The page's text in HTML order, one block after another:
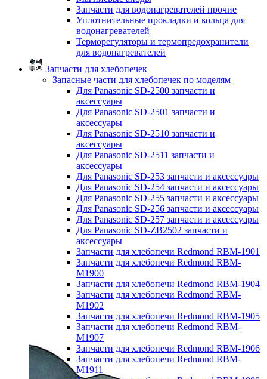
Запчасти для водонагревателей прочие
Уплотнительные прокладки и кольца для
водонагревателей
Терморегуляторы и термопредохранители
для водонагревателей
Запчасти для хлебопечек
Запасные части для хлебопечек по моделям
Для Panasonic SD-2500 запчасти и
аксессуары
Для Panasonic SD-2501 запчасти и
аксессуары
Для Panasonic SD-2510 запчасти и
аксессуары
Для Panasonic SD-2511 запчасти и
аксессуары
Для Panasonic SD-253 запчасти и аксессуары
Для Panasonic SD-254 запчасти и аксессуары
Для Panasonic SD-255 запчасти и аксессуары
Для Panasonic SD-256 запчасти и аксессуары
Для Panasonic SD-257 запчасти и аксессуары
Для Panasonic SD-ZB2502 запчасти и
аксессуары
Запчасти для хлебопечи Redmond RBM-1901
Запчасти для хлебопечи Redmond RBM-
M1900
Запчасти для хлебопечи Redmond RBM-1904
Запчасти для хлебопечи Redmond RBM-
M1902
Запчасти для хлебопечи Redmond RBM-1905
Запчасти для хлебопечи Redmond RBM-
M1907
Запчасти для хлебопечи Redmond RBM-1906
Запчасти для хлебопечи Redmond RBM-
M1911